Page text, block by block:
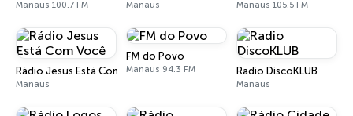
Manaus 100.7 FM Manaus Manaus 105.5 FM
Rádio Jesus Está Com Você
Manaus
FM do Povo
Manaus 94.3 FM Radio DiscoKLUB
Manaus